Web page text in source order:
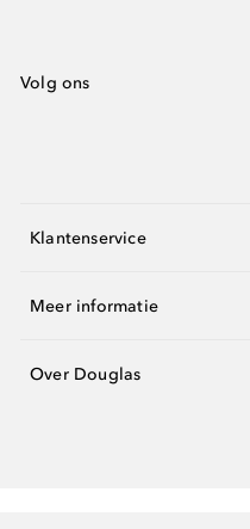
Volg ons
Klantenservice
Meer informatie
Over Douglas